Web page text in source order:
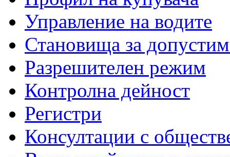
Управление на водите
Становища за
Разрешителен режим
Контролна дейност
Регистри
Консултации с